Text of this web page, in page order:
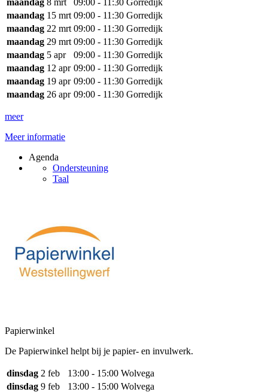
maandag 8 mrt 09:00 - 11:30 Gorredijk
maandag 15 mrt 09:00 - 11:30 Gorredijk
maandag 22 mrt 09:00 - 11:30 Gorredijk
maandag 29 mrt 09:00 - 11:30 Gorredijk
maandag 5 apr 09:00 - 11:30 Gorredijk
maandag 12 apr 09:00 - 11:30 Gorredijk
maandag 19 apr 09:00 - 11:30 Gorredijk
maandag 26 apr 09:00 - 11:30 Gorredijk
meer
Meer informatie
Agenda
Ondersteuning
Taal
Papierwinkel
De Papierwinkel helpt bij je papier- en invulwerk.
dinsdag 2 feb 13:00 - 15:00 Wolvega
dinsdag 9 feb 13:00 - 15:00 Wolvega